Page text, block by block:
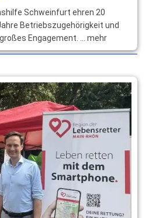
Schweinfurt ehren 20
Betriebszugehörigkeit und
Engagement. … mehr